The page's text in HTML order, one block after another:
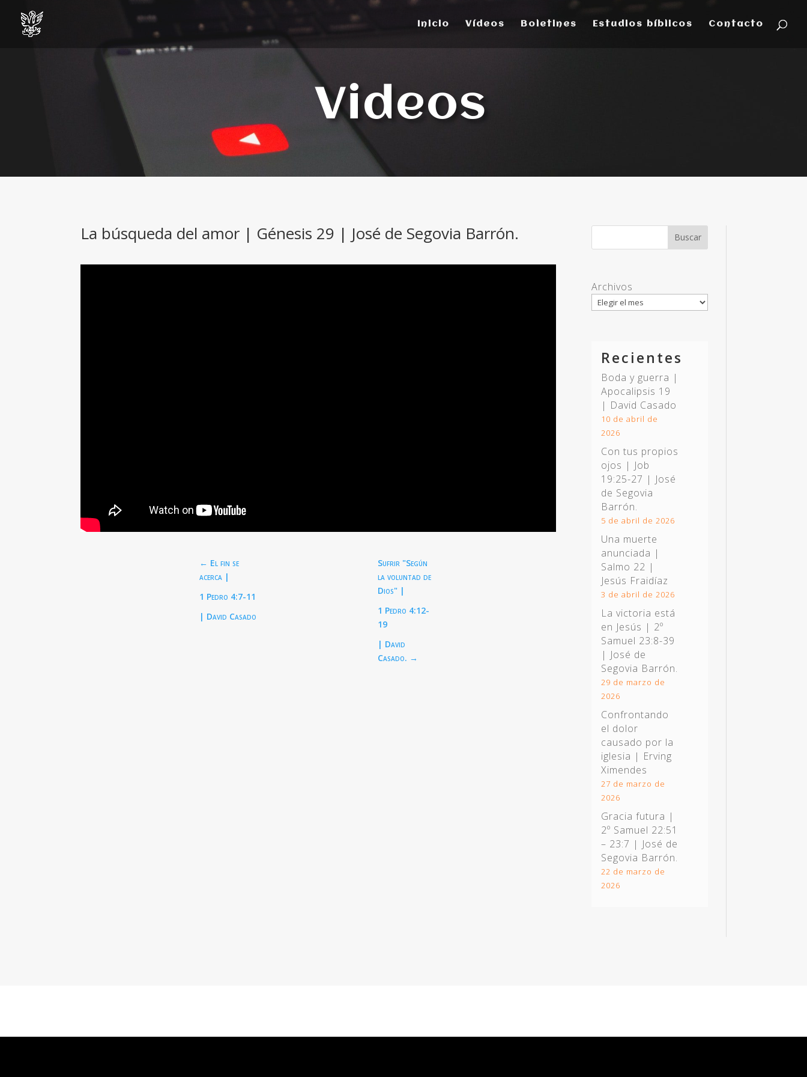
Inicio Vídeos Boletines Estudios bíblicos Contacto
Videos
La búsqueda del amor | Génesis 29 | José de Segovia Barrón.
← El fin se
acerca |
1 Pedro 4:7-11
| David Casado
‎Sufrir "Según
la voluntad de
Dios" | ‎
1 Pedro 4:12-
19
| David
Casado. →
Archivos
Recientes
Boda y guerra |
Apocalipsis 19
| David Casado
10 de abril de
2026
Con tus propios
ojos | Job
19:25-27 | José
de Segovia
Barrón.
5 de abril de 2026
Una muerte
anunciada |
Salmo 22 |
Jesús Fraidíaz
3 de abril de 2026
La victoria está
en Jesús | 2º
Samuel 23:8-39
| José de
Segovia Barrón.
29 de marzo de
2026
Confrontando
el dolor
causado por la
iglesia | Erving
Ximendes
27 de marzo de
2026
Gracia futura |
2º Samuel 22:51
– 23:7 | José de
Segovia Barrón.
22 de marzo de
2026